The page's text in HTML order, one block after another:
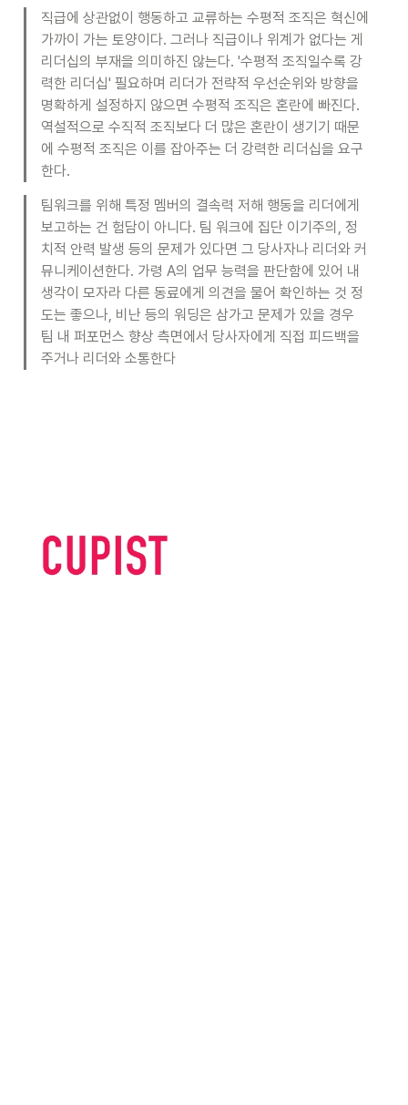
직급에 상관없이 행동하고 교류하는 수평적 조직은 혁신에
가까이 가는 토양이다. 그러나 직급이나 위계가 없다는 게
리더십의 부재을 의미하진 않는다. '수평적 조직일수록 강
력한 리더십' 필요하며 리더가 전략적 우선순위와 방향을
명확하게 설정하지 않으면 수평적 조직은 혼란에 빠진다.
역설적으로 수직적 조직보다 더 많은 혼란이 생기기 때문
에 수평적 조직은 이를 잡아주는 더 강력한 리더십을 요구
한다.
팀워크를 위해 특정 멤버의 결속력 저해 행동을 리더에게
보고하는 건 험담이 아니다. 팀 워크에 집단 이기주의, 정
치적 안력 발생 등의 문제가 있다면 그 당사자나 리더와 커
뮤니케이션한다. 가령 A의 업무 능력을 판단함에 있어 내
생각이 모자라 다른 동료에게 의견을 물어 확인하는 것 정
도는 좋으나, 비난 등의 워딩은 삼가고 문제가 있을 경우
팀 내 퍼포먼스 향상 측면에서 당사자에게 직접 피드백을
주거나 리더와 소통한다